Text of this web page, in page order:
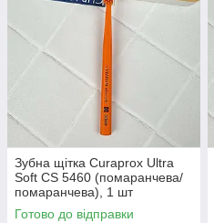
Зубна щітка Curaprox Ultra
Soft CS 5460 (помаранчева/
помаранчева), 1 шт
Готово до відправки